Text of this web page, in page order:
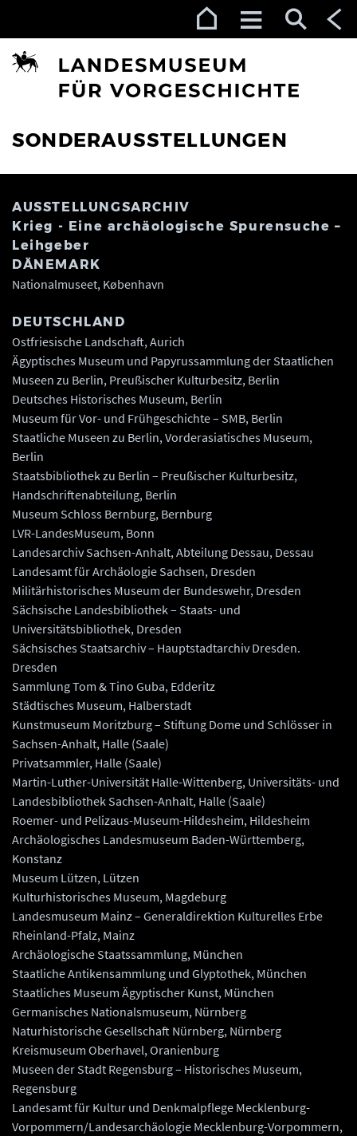
SONDERAUSSTELLUNGEN
AUSSTELLUNGSARCHIV
Krieg - Eine archäologische Spurensuche –
Leihgeber
DÄNEMARK
Nationalmuseet, København
DEUTSCHLAND
Ostfriesische Landschaft, Aurich
Ägyptisches Museum und Papyrussammlung der Staatlichen
Museen zu Berlin, Preußischer Kulturbesitz, Berlin
Deutsches Historisches Museum, Berlin
Museum für Vor- und Frühgeschichte – SMB, Berlin
Staatliche Museen zu Berlin, Vorderasiatisches Museum,
Berlin
Staatsbibliothek zu Berlin – Preußischer Kulturbesitz,
Handschriftenabteilung, Berlin
Museum Schloss Bernburg, Bernburg
LVR-LandesMuseum, Bonn
Landesarchiv Sachsen-Anhalt, Abteilung Dessau, Dessau
Landesamt für Archäologie Sachsen, Dresden
Militärhistorisches Museum der Bundeswehr, Dresden
Sächsische Landesbibliothek – Staats- und
Universitätsbibliothek, Dresden
Sächsisches Staatsarchiv – Hauptstadtarchiv Dresden.
Dresden
Sammlung Tom & Tino Guba, Edderitz
Städtisches Museum, Halberstadt
Kunstmuseum Moritzburg – Stiftung Dome und Schlösser in
Sachsen-Anhalt, Halle (Saale)
Privatsammler, Halle (Saale)
Martin-Luther-Universität Halle-Wittenberg, Universitäts- und
Landesbibliothek Sachsen-Anhalt, Halle (Saale)
Roemer- und Pelizaus-Museum-Hildesheim, Hildesheim
Archäologisches Landesmuseum Baden-Württemberg,
Konstanz
Museum Lützen, Lützen
Kulturhistorisches Museum, Magdeburg
Landesmuseum Mainz – Generaldirektion Kulturelles Erbe
Rheinland-Pfalz, Mainz
Archäologische Staatssammlung, München
Staatliche Antikensammlung und Glyptothek, München
Staatliches Museum Ägyptischer Kunst, München
Germanisches Nationalsmuseum, Nürnberg
Naturhistorische Gesellschaft Nürnberg, Nürnberg
Kreismuseum Oberhavel, Oranienburg
Museen der Stadt Regensburg – Historisches Museum,
Regensburg
Landesamt für Kultur und Denkmalpflege Mecklenburg-
Vorpommern/Landesarchäologie Mecklenburg-Vorpommern,